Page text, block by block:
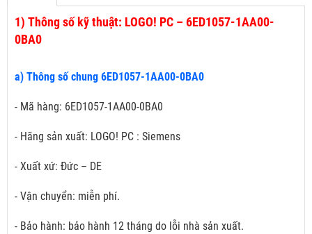
1) Thông số kỹ thuật: LOGO! PC – 6ED1057-1AA00-
0BA0
a) Thông số chung 6ED1057-1AA00-0BA0
- Mã hàng: 6ED1057-1AA00-0BA0
- Hãng sản xuất: LOGO! PC : Siemens
- Xuất xứ: Đức – DE
- Vận chuyển: miễn phí.
- Bảo hành: bảo hành 12 tháng do lỗi nhà sản xuất.